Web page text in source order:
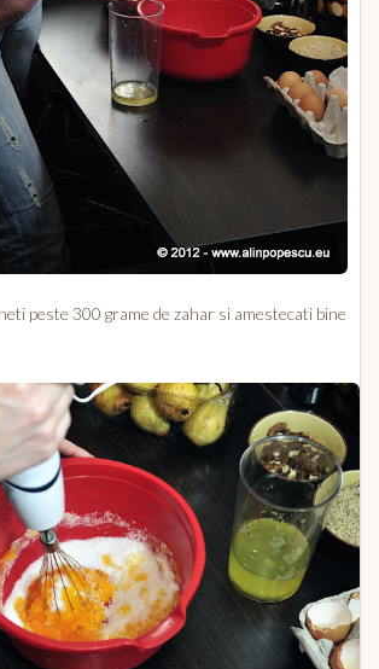
peste 300 grame de zahar si amestecati bine